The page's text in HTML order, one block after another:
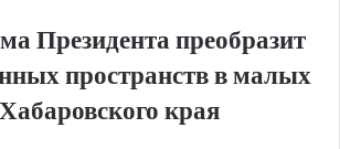
Президента преобразит
пространств в малых
края